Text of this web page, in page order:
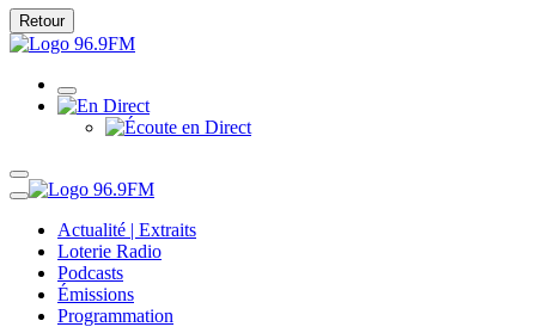
Retour
Actualité | Extraits
Loterie Radio
Podcasts
Émissions
Programmation